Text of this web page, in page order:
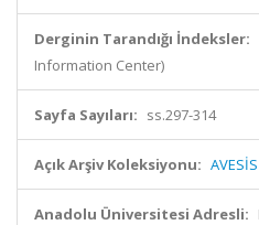
Derginin Tarandığı İndeksler:
Information Center)
Sayfa Sayıları: ss.297-314
Açık Arşiv Koleksiyonu:
Anadolu Üniversitesi Adresli: